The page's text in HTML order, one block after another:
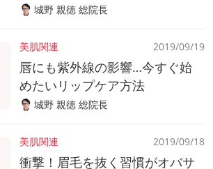
城野 親徳 総院長
美肌関連 2019/09/19
唇にも紫外線の影響…今すぐ始
めたいリップケア方法
城野 親徳 総院長
美肌関連 2019/09/18
衝撃！眉毛を抜く習慣がオバサ